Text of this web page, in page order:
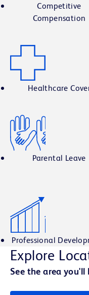
Competitive
Compensation
Healthcare
Parental Leave
Professional
Explore
See the area